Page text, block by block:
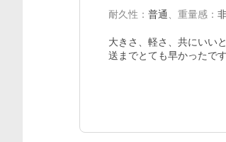
耐久性 ： 普通 重量感 ：
大きさ、軽さ、共にいい
送までとても早かったです